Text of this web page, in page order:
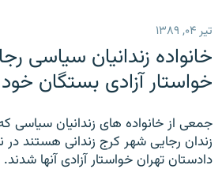
اصلی
رفتن
صفحه
رادیو
انتخاب کنید و بشنوید
فرکانس‌ها
پادکست
گزارش‌های تصویری
گزارش‌های ویدئویی
زنان فردا
English
تیر ۰۴, ۱۳۸۹
خانواده زندانيان سياسی
خواستار آزادی بستگان
جمعی از خانواده های زندانيان سياسی
زندان رجايی شهر کرج زندانی هستند
دادستان تهران خواستار آزادی آنها شدند.